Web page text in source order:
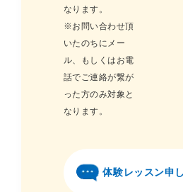
なります。
※お問い合わせ頂
いたのちにメー
ル、もしくはお電
話でご連絡が繋が
った方のみ対象と
なります。
体験レッスン申